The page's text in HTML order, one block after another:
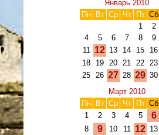
Январь 2010
Пн
Вт Ср Чт Пт Сб
1
2
4
5 6 7 8 9
11 12 13 14 15 16
18
19 20 21 22 23
25 26 27 28 29 30
Март 2010
Пн
Вт Ср Чт Пт Сб
1
2 3 4 5 6
8 9 10 11 12 13